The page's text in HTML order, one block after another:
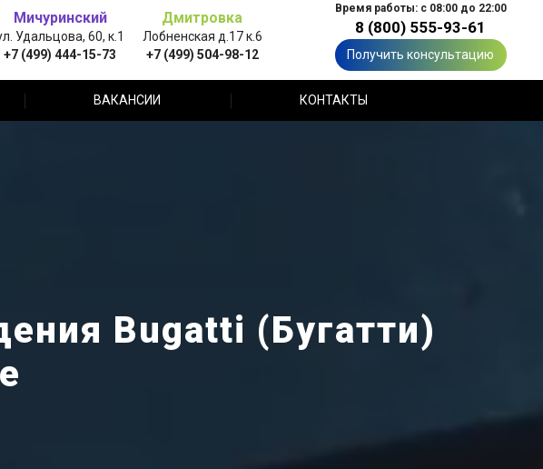
Мичуринский
Удальцова, 60, к.1
+7 (499) 444-15-73
Дмитровка
Лобненская д.17 к.6
+7 (499) 504-98-12
Время работы: с 08:00 до 22:00
8 (800) 555-93-61
Получить консультацию
ВАКАНСИИ КОНТАКТЫ
Bugatti (Бугатти)